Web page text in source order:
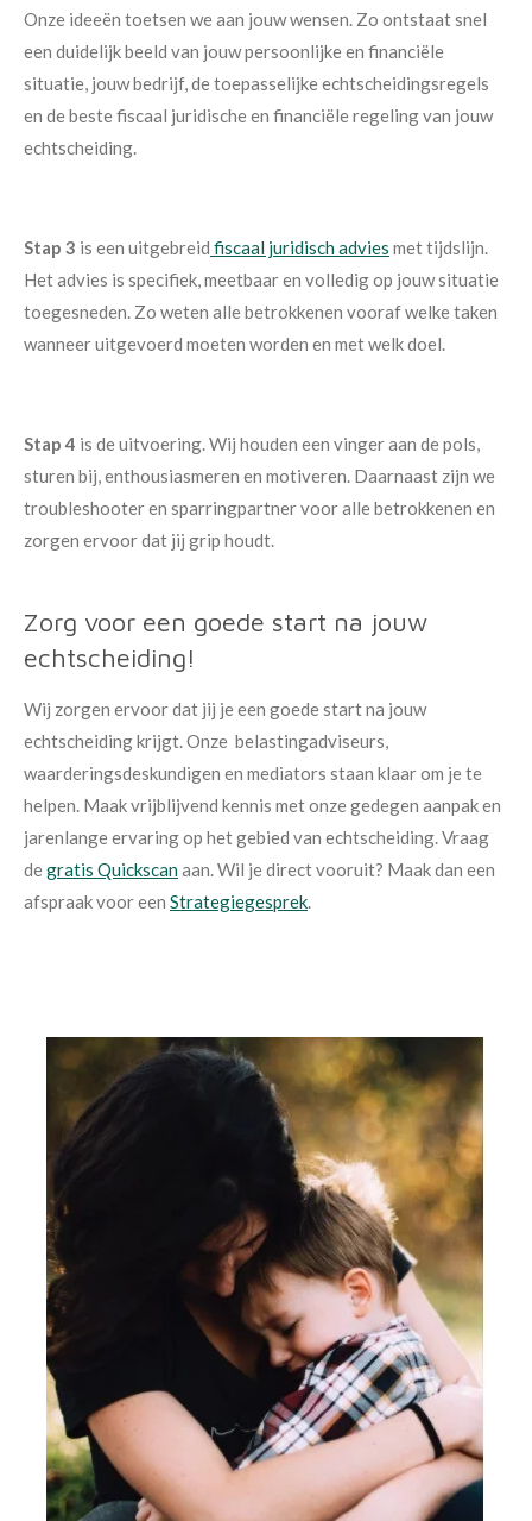
Onze ideeën toetsen we aan jouw wensen. Zo ontstaat snel
een duidelijk beeld van jouw persoonlijke en financiële
situatie, jouw bedrijf, de toepasselijke echtscheidingsregels
en de beste fiscaal juridische en financiële regeling van jouw
echtscheiding.
Stap 3 is een uitgebreid fiscaal juridisch advies met tijdslijn.
Het advies is specifiek, meetbaar en volledig op jouw situatie
toegesneden. Zo weten alle betrokkenen vooraf welke taken
wanneer uitgevoerd moeten worden en met welk doel.
Stap 4 is de uitvoering. Wij houden een vinger aan de pols,
sturen bij, enthousiasmeren en motiveren. Daarnaast zijn we
troubleshooter en sparringpartner voor alle betrokkenen en
zorgen ervoor dat jij grip houdt.
Zorg voor een goede start na jouw
echtscheiding!
Wij zorgen ervoor dat jij je een goede start na jouw
echtscheiding krijgt. Onze belastingadviseurs,
waarderingsdeskundigen en mediators staan klaar om je te
helpen. Maak vrijblijvend kennis met onze gedegen aanpak en
jarenlange ervaring op het gebied van echtscheiding. Vraag
degratis Quickscanaan. Wil je direct vooruit? Maak dan een
afspraak voor een Strategiegesprek.